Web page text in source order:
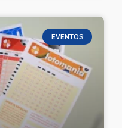
EVENTOS